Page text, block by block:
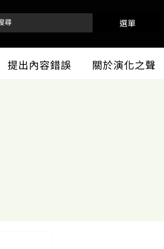
選單
提出內容錯誤 關於演化之聲